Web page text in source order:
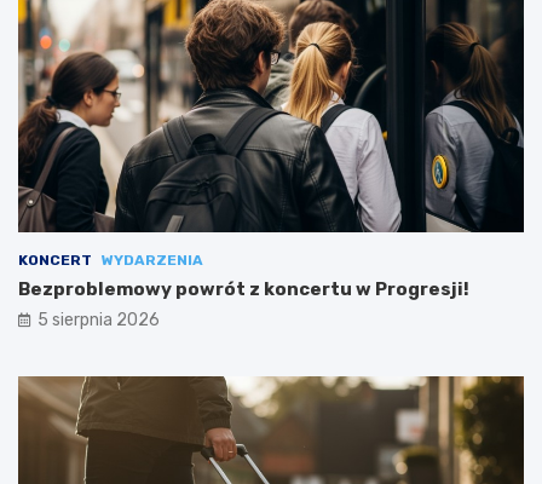
KONCERT WYDARZENIA
Bezproblemowy powrót z koncertu w Progresji!
5 sierpnia 2026